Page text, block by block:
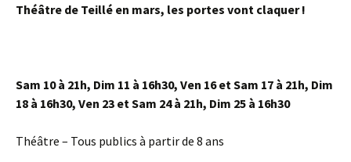
Théâtre de Teillé en mars, les portes vont claquer !
Sam 10 à 21h, Dim 11 à 16h30, Ven 16 et Sam 17 à 21h, Dim
18 à 16h30, Ven 23 et Sam 24 à 21h, Dim 25 à 16h30
Théâtre – Tous publics à partir de 8 ans